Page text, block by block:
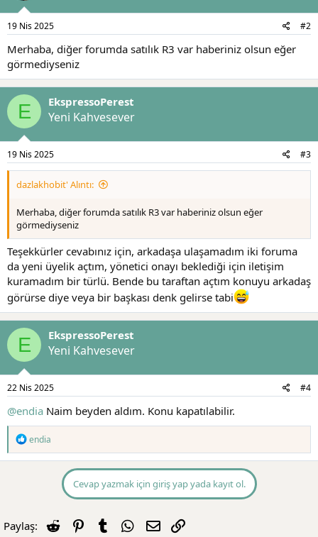
19 Nis 2025 #2
Merhaba, diğer forumda satılık R3 var haberiniz olsun eğer
görmediyseniz
E EkspressoPerest
Yeni Kahvesever
19 Nis 2025 #3
dazlakhobit' Alıntı:
Merhaba, diğer forumda satılık R3 var haberiniz olsun eğer
görmediyseniz
Teşekkürler cevabınız için, arkadaşa ulaşamadım iki foruma
da yeni üyelik açtım, yönetici onayı beklediği için iletişim
kuramadım bir türlü. Bende bu taraftan açtım konuyu arkadaş
görürse diye veya bir başkası denk gelirse tabi
E EkspressoPerest
Yeni Kahvesever
22 Nis 2025 #4
@endia Naim beyden aldım. Konu kapatılabilir.
T
p
:
endia
Cevap yazmak için giriş yap yada kayıt ol.
Paylaş: Reddit PinterestTumblrWhatsApp
E-posta